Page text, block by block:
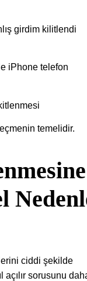
girdim kilitlendi
iPhone telefon
temelidir.
ciddi şekilde
açılır sorusunu